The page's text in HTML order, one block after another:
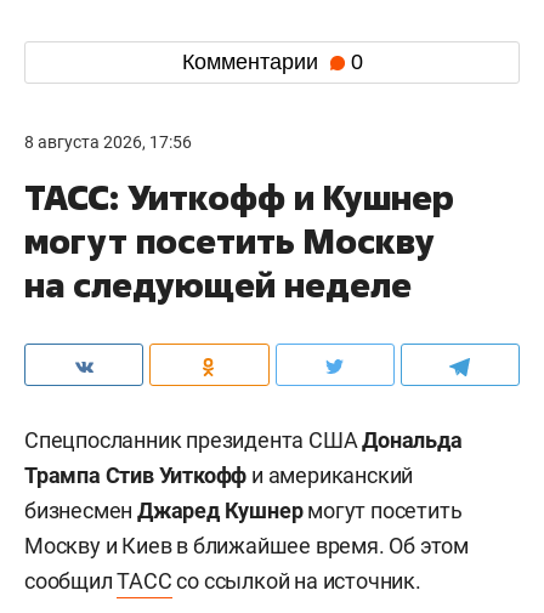
Комментарии 0
8 августа 2026, 17:56
ТАСС: Уиткофф и Кушнер
могут посетить Москву
на следующей неделе
Спецпосланник президента СШАДональда
Трампа Стив Уиткофф и американский
бизнесменДжаред Кушнермогут посетить
Москву и Киев в ближайшее время. Об этом
сообщилТАССсо ссылкой на источник.